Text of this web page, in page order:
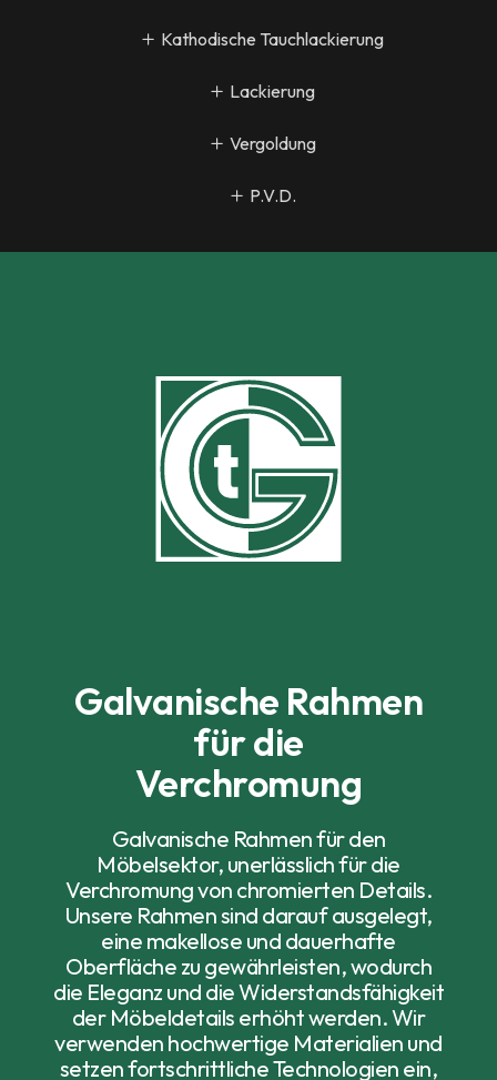
Kathodische Tauchlackierung
Lackierung
Vergoldung
P.V.D.
Galvanische Rahmen
für die
Verchromung
Galvanische Rahmen für den
Möbelsektor, unerlässlich für die
Verchromung von chromierten Details.
Unsere Rahmen sind darauf ausgelegt,
eine makellose und dauerhafte
Oberfläche zu gewährleisten, wodurch
die Eleganz und die Widerstandsfähigkeit
der Möbeldetails erhöht werden. Wir
verwenden hochwertige Materialien und
setzen fortschrittliche Technologien ein,